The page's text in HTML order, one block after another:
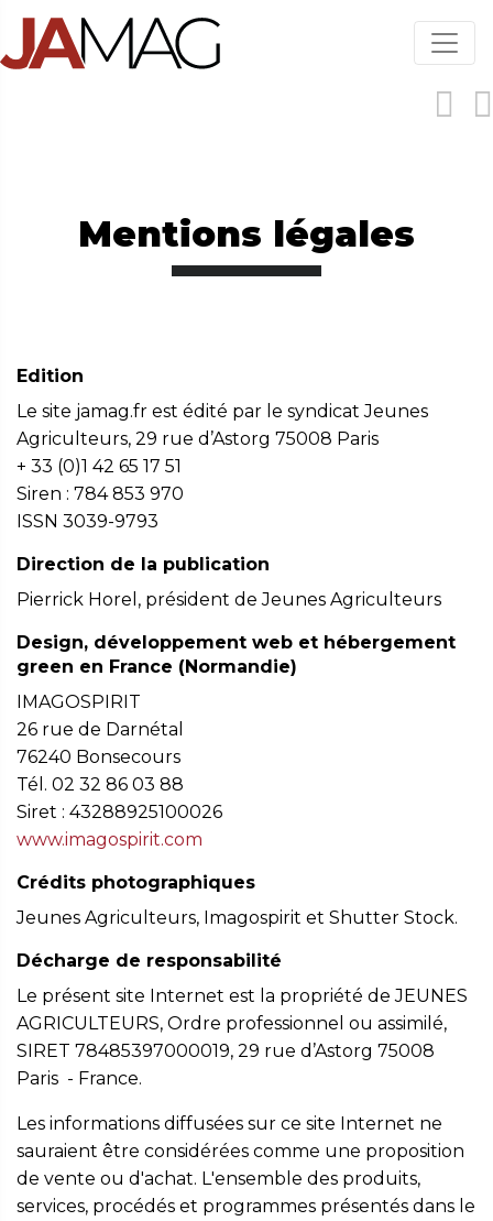
Aller
contenu
Mentions légales
Edition
Le site jamag.fr est édité par le syndicat Jeunes
Agriculteurs, 29 rue d’Astorg 75008 Paris
+ 33 (0)1 42 65 17 51
Siren : 784 853 970
ISSN 3039-9793
Direction de la publication
Pierrick Horel, président de Jeunes Agriculteurs
Design, développement web et hébergement
green en France (Normandie)
IMAGOSPIRIT
26 rue de Darnétal
76240 Bonsecours
Tél. 02 32 86 03 88
Siret : 43288925100026
www.imagospirit.com
Crédits photographiques
Jeunes Agriculteurs, Imagospirit et Shutter Stock.
Décharge de responsabilité
Le présent site Internet est la propriété de JEUNES
AGRICULTEURS, Ordre professionnel ou assimilé,
SIRET 78485397000019, 29 rue d’Astorg 75008
Paris - France.
Les informations diffusées sur ce site Internet ne
sauraient être considérées comme une proposition
de vente ou d'achat. L'ensemble des produits,
services, procédés et programmes présentés dans le